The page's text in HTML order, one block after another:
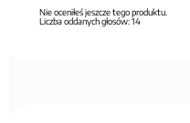
Nie oceniłeś jeszcze tego produktu.
Liczba oddanych głosów:14